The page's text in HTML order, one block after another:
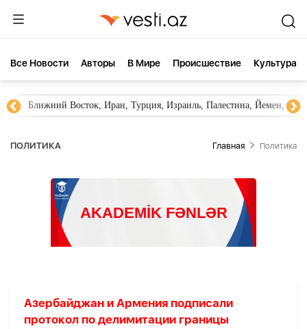
Все Новости Aвторы В Мире Происшествие Культура
Ближний Восток, Иран, Турция, Израиль, Палестина, Йемен,
ПОЛИТИКА Главная Политика
Азербайджан и Армения подписали
протокол по делимитации границы